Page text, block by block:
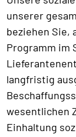
unserer
beziehen Sie,
Programm im
langfristig
wesentlichen
Einhaltung